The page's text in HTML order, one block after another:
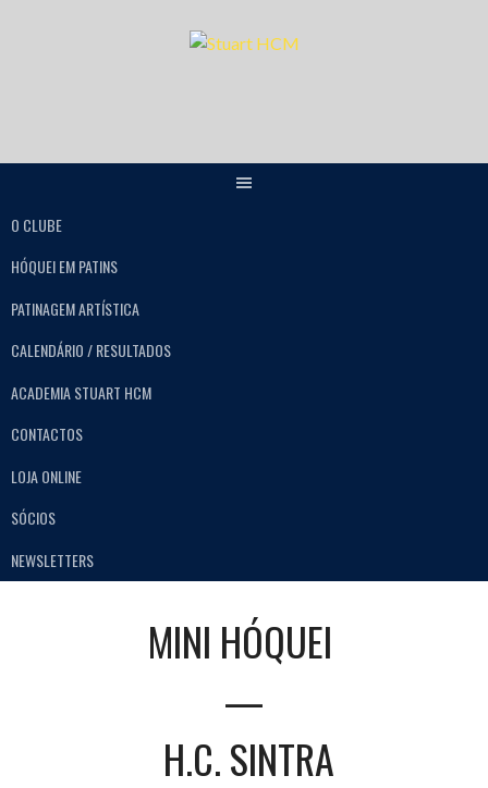
O CLUBE
HÓQUEI EM PATINS
PATINAGEM ARTÍSTICA
CALENDÁRIO / RESULTADOS
ACADEMIA STUART HCM
CONTACTOS
LOJA ONLINE
SÓCIOS
NEWSLETTERS
MINI HÓQUEI
—
H.C. SINTRA